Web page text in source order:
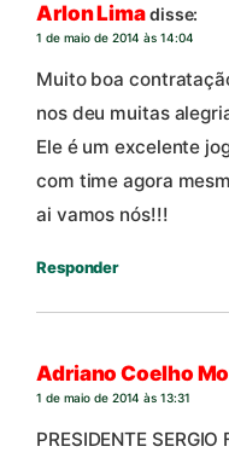
Arlon Limadisse:
1 de maio de 2014 às 14:04
Muito boa
nos deu muitas
Ele é um excelente
com time agora
ai vamos nós!!!
Responder
Adriano Coelho
1 de maio de 2014 às 13:31
PRESIDENTE